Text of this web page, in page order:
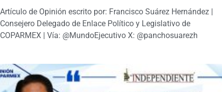
Artículo de Opinión escrito por: Francisco Suárez Hernández |
Consejero Delegado de Enlace Político y Legislativo de
COPARMEX | Vía: @MundoEjecutivo X: @panchosuarezh